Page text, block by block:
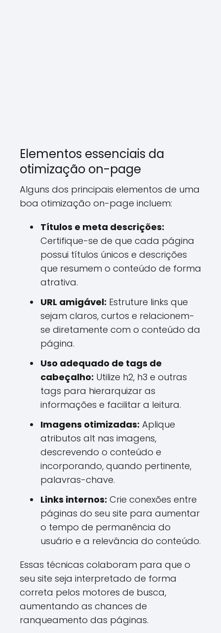
Elementos essenciais da
otimização on-page
Alguns dos principais elementos de uma
boa otimização on-page incluem:
Títulos e meta descrições:
Certifique-se de que cada página
possui títulos únicos e descrições
que resumem o conteúdo de forma
atrativa.
URL amigável: Estruture links que
sejam claros, curtos e relacionem-
se diretamente com o conteúdo da
página.
Uso adequado de tags de
cabeçalho: Utilize h2, h3 e outras
tags para hierarquizar as
informações e facilitar a leitura.
Imagens otimizadas: Aplique
atributos alt nas imagens,
descrevendo o conteúdo e
incorporando, quando pertinente,
palavras-chave.
Links internos: Crie conexões entre
páginas do seu site para aumentar
o tempo de permanência do
usuário e a relevância do conteúdo.
Essas técnicas colaboram para que o
seu site seja interpretado de forma
correta pelos motores de busca,
aumentando as chances de
ranqueamento das páginas.